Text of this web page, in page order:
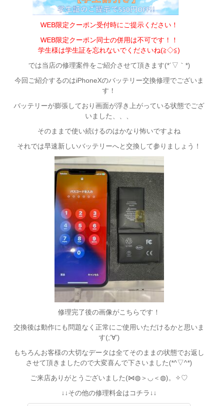
WEB限定クーポン受付時にご提示ください！
WEB限定クーポン同士の併用は不可です！！
学生様は学生証を忘れないでくださいね(≧◇≦)
では当店の修理案件をご紹介させて頂きます(*´▽｀*)
今回ご紹介するのはiPhoneXのバッテリー交換修理でございま
す！
バッテリーが膨張しており画面が浮き上がっている状態でござ
いました、、、
そのままで使い続けるのはかなり怖いですよね
それでは早速新しいバッテリーへと交換して参りましょう！
修理完了後の画像がこちらです！
交換後は動作にも問題なく正常にご使用いただけるかと思いま
す(;’∀’)
もちろんお客様の大切なデータは全てそのままの状態でお返し
させて頂きましたので大変喜んで下さいました(*^▽^*)
ご来店ありがとうございました(⋈◍＞◡＜◍)。✧♡
↓↓その他の修理料金はコチラ↓↓